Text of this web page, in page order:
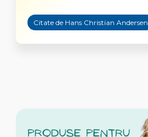
Citate de Hans Christian Andersen